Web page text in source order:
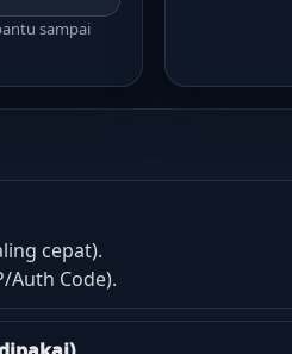
sampai
cepat).
Auth Code).